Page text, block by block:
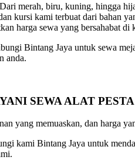
merah, biru, kuning, hingga
kursi kami terbuat dari bahan
harga sewa yang bersahabat di
Bintang Jaya untuk sewa
anda.
SEWA ALAT
yang memuaskan, dan harga
kami Bintang Jaya untuk